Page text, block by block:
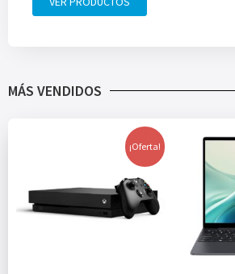
MÁS VENDIDOS
¡Oferta!